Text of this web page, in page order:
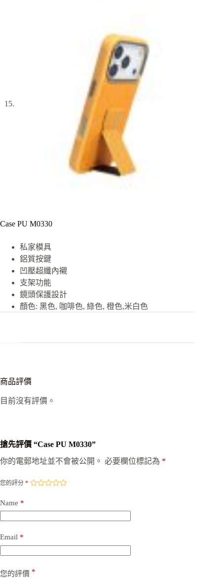
Case PU M0330
私家模具
鋁質按鍵
凹壓超纖內襯
支架功能
鏡頭保護設計
顏色: 黑色, 咖啡色, 綠色, 橙色,米白色
商品評價
目前沒有評價。
搶先評價 “Case PU M0330”
你的電郵地址並不會被公開。 必要欄位標記為 *
您的評分 *
Name *
Email *
您的評價 *